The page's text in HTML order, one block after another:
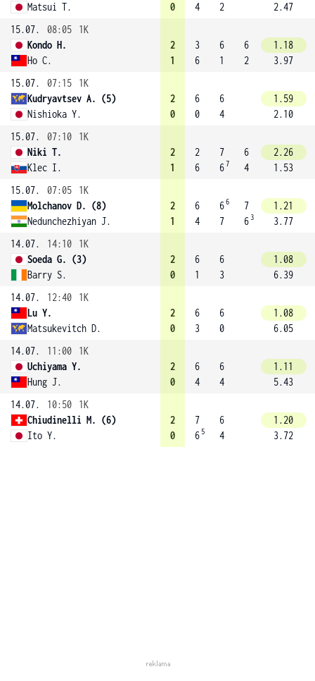
Matsui T.
0
4
2
2.47
15.07.
08:05
1K
Kondo H.
Ho C.
2
1
3
6
6
1
6
2
1.18
3.97
15.07.
07:15
1K
Kudryavtsev A. (5)
Nishioka Y.
2
0
6
0
6
4
1.59
2.10
15.07.
07:10
1K
Niki T.
Klec I.
2
1
2
6
7
67
6
4
2.26
1.53
15.07.
07:05
1K
Molchanov D. (8)
Nedunchezhiyan J.
2
1
6
4
66
7
7
6 3
1.21
3.77
14.07.
14:10
1K
Soeda G. (3)
Barry S.
2
0
6
1
6
3
1.08
6.39
14.07.
12:40
1K
Lu Y.
Matsukevitch D.
2
0
6
3
6
0
1.08
6.05
14.07.
11:00
1K
Uchiyama Y.
Hung J.
2
0
6
4
6
4
1.11
5.43
14.07.
10:50
1K
Chiudinelli M. (6)
Ito Y.
2
0
7
6 5
6
4
1.20
3.72